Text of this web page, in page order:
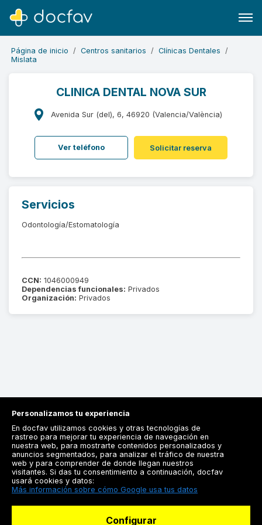
Página de inicio Centros sanitarios
Clínicas Dentales
Mislata
CLINICA DENTAL NOVA SUR
Avenida Sur (del), 6, 46920 (Valencia/València)
Ver teléfono Solicitar reserva
Servicios
Odontología/Estomatología
CCN: 1046000949
Dependencias funcionales: Privados
Organización: Privados
Registrarse
Docfav
Personalizamos tu experiencia
En docfav utilizamos cookies y otras tecnologías de
rastreo para mejorar tu experiencia de navegación en
nuestra web, para mostrarte contenidos personalizados y
anuncios segmentados, para analizar el tráfico de nuestra
web y para comprender de donde llegan nuestros
visitantes. Si das tu consentimiento a continuación, docfav
usará cookies y datos:
Más información sobre cómo Google usa tus datos
Configurar